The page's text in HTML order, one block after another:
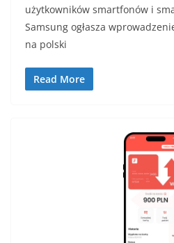
użytkowników smartfonów i
Samsung ogłasza
na polski
Read More